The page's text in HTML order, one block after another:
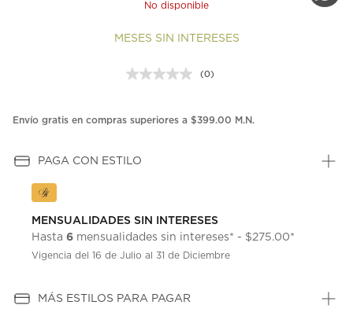
No disponible
MESES SIN INTERESES
Sin
en
(0)
Envío gratis en compras superiores a $399.00 M.N.
PAGA CON ESTILO
MENSUALIDADES SIN INTERESES
Hasta 6 mensualidades sin intereses* - $275.00*
Vigencia del 16 de Julio al 31 de Diciembre
MÁS ESTILOS PARA PAGAR